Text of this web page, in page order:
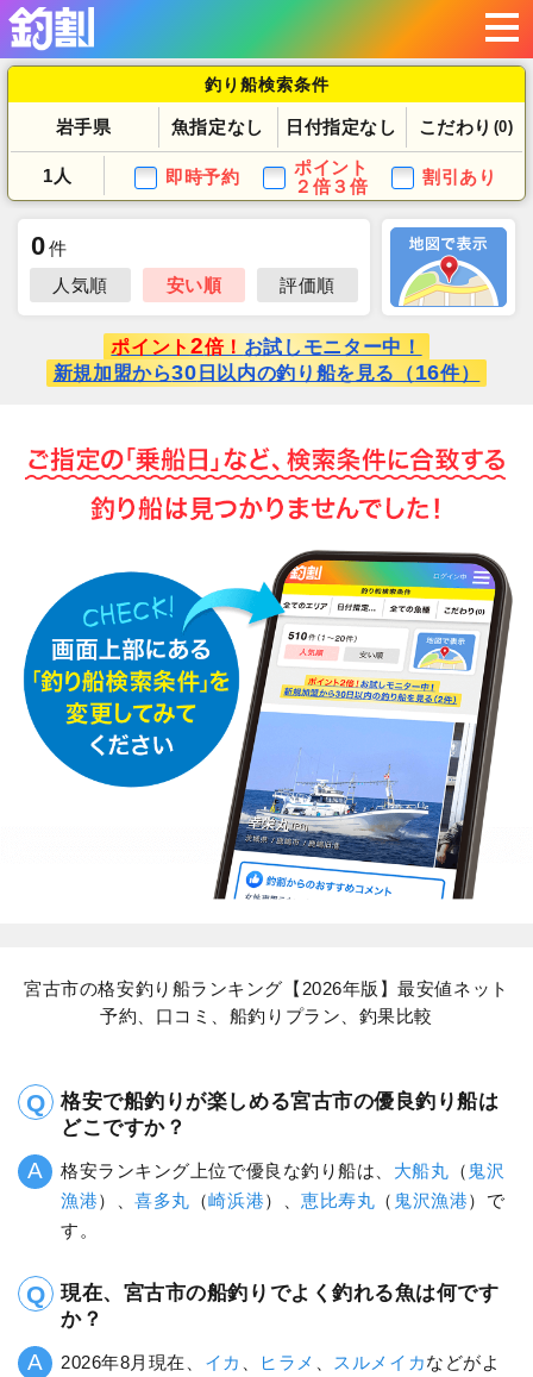
釣り船検索条件
岩手県 魚指定なし 日付指定なし こだわり (0)
1人 即時予約
ポイント
２倍３倍
割引あり
0件
人気順
安い順 評価順
ポイント 2倍！ お試しモニター中！
新規加盟から30 日以内の釣り船を見る（16件）
宮古市の格安釣り船ランキング【2026年版】最安値ネット
予約、口コミ、船釣りプラン、釣果比較
格安で船釣りが楽しめる宮古市の優良釣り船は
どこですか？
格安ランキング上位で優良な釣り船は、 大船丸 （ 鬼沢
漁港）、喜多丸 （崎浜港）、恵比寿丸 （ 鬼沢漁港）で
す。
現在、宮古市の船釣りでよく釣れる魚は何です
か？
2026年8月現在、 イカ ヒラメ スルメイカなどがよ